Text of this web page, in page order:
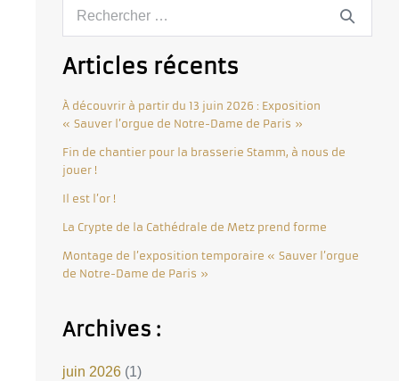
Articles récents
À découvrir à partir du 13 juin 2026 : Exposition
« Sauver l’orgue de Notre-Dame de Paris »
Fin de chantier pour la brasserie Stamm, à nous de
jouer !
Il est l’or !
La Crypte de la Cathédrale de Metz prend forme
Montage de l’exposition temporaire « Sauver l’orgue
de Notre-Dame de Paris »
Archives :
juin 2026 (1)